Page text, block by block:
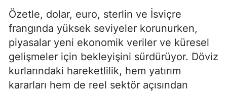
Özetle, dolar, euro, sterlin ve İsviçre
frangında yüksek seviyeler korunurken,
piyasalar yeni ekonomik veriler ve küresel
gelişmeler için bekleyişini sürdürüyor. Döviz
kurlarındaki hareketlilik, hem yatırım
kararları hem de reel sektör açısından